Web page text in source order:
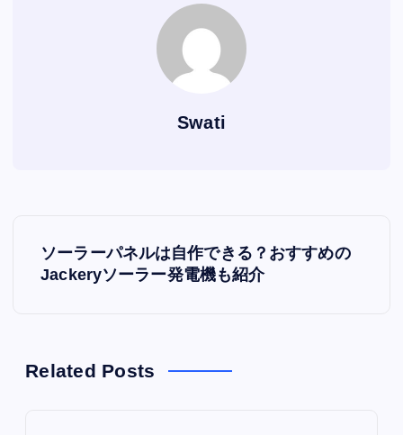
Swati
ソーラーパネルは自作できる？おすすめの
Jackeryソーラー発電機も紹介
Related Posts